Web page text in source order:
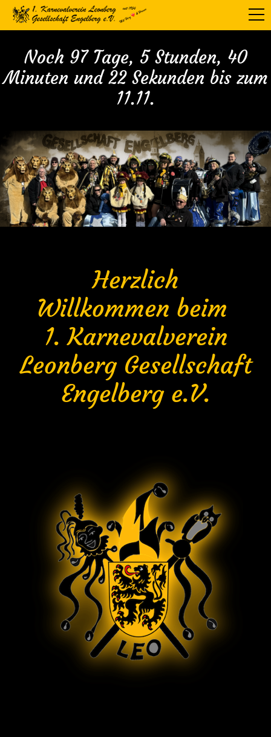
Noch 97 Tage, 5 Stunden, 40
Minuten und 21 Sekunden bis zum
11.11.
Herzlich
Willkommen beim
1. Karnevalverein
Leonberg Gesellschaft
Engelberg e.V.